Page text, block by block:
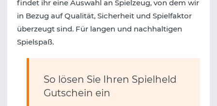
findet ihr eine Auswahl an Spielzeug, von dem wir
in Bezug auf Qualität, Sicherheit und Spielfaktor
überzeugt sind. Für langen und nachhaltigen
Spielspaß.
So lösen Sie Ihren Spielheld
Gutschein ein